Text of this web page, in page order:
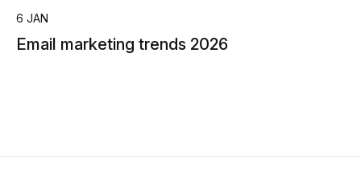
6 JAN
Email marketing trends 2026